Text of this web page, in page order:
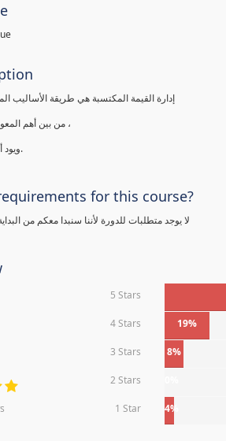
إدارة القيمة المكتسبة هي طريقة الأساليب
من بين أهم المعوقات التي تواجه المشاريع ،
ويود أن تكون متنوعة من أهمها.
for this course?
لا يوجد متطلبات للدورة لأننا سنبدا معكم من
5 Stars
4 Stars 19%
3 Stars 8%
2 Stars
1 Star 4%